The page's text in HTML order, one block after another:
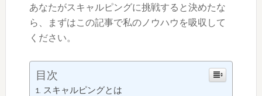
あなたがスキャルピングに挑戦すると決めたな
ら、まずはこの記事で私のノウハウを吸収して
ください。
目次
スキャルピングとは